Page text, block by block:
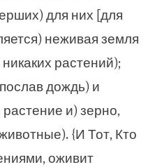
для них [для
неживая земля
растений);
дождь) и
и) зерно,
{И Тот, Кто
оживит